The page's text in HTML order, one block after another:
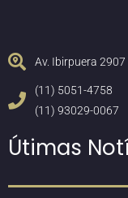
Av. Ibirpuera
(11) 5051-4758
(11) 93029-0067
Útimas